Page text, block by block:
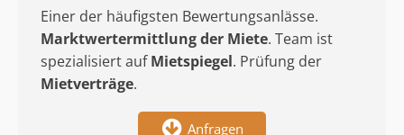
Einer der häufigsten Bewertungsanlässe.
Marktwertermittlungder Miete. Team ist
spezialisiert aufMietspiegel. Prüfung der
Mietverträge.
Anfragen